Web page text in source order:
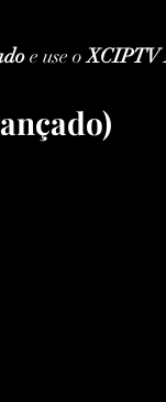
e use o XCIPTV